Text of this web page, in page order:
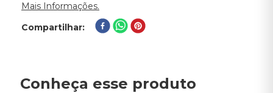
Mais Informações.
Compartilhar
Conheça esse produto